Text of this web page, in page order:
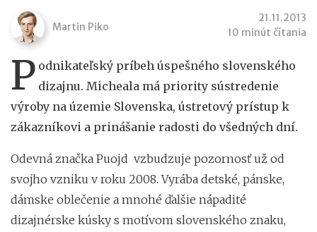
Martin Piko
21.11.2013
10 minút čítania
P odnikateľský príbeh úspešného slovenského
dizajnu. Micheala má priority sústredenie
výroby na územie Slovenska, ústretový prístup k
zákazníkovi a prinášanie radosti do všedných dní.
Odevná značka Puojd vzbudzuje pozornosť už od
svojho vzniku v roku 2008. Vyrába detské, pánske,
dámske oblečenie a mnohé ďalšie nápadité
dizajnérske kúsky s motívom slovenského znaku,